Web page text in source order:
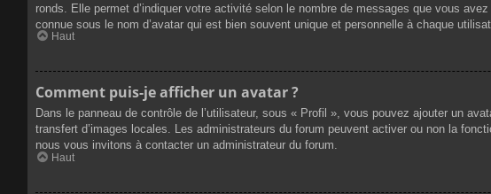
ronds. Elle permet d’indiquer votre activité selon le nombre de messages que vous
connue sous le nom d’avatar qui est bien souvent unique et personnelle à chaque
Haut
Comment puis-je afficher un avatar ?
Dans le panneau de contrôle de l’utilisateur, sous « Profil », vous pouvez ajouter un
transfert d’images locales. Les administrateurs du forum peuvent activer ou non la
nous vous invitons à contacter un administrateur du forum.
Haut